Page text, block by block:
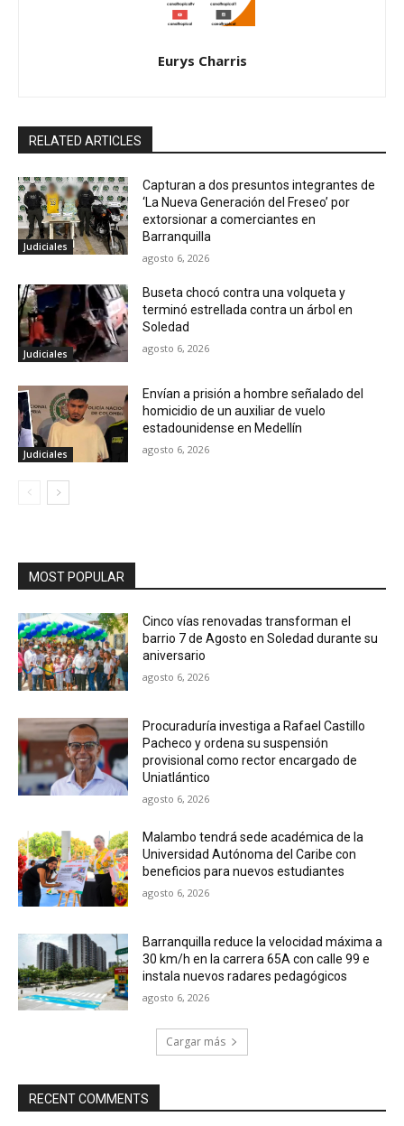
Eurys Charris
RELATED ARTICLES
Judiciales
Capturan a dos presuntos integrantes de
‘La Nueva Generación del Freseo’ por
extorsionar a comerciantes en
Barranquilla
agosto 6, 2026
Judiciales
Buseta chocó contra una volqueta y
terminó estrellada contra un árbol en
Soledad
agosto 6, 2026
Judiciales
Envían a prisión a hombre señalado del
homicidio de un auxiliar de vuelo
estadounidense en Medellín
agosto 6, 2026
MOST POPULAR
Cinco vías renovadas transforman el
barrio 7 de Agosto en Soledad durante su
aniversario
agosto 6, 2026
Procuraduría investiga a Rafael Castillo
Pacheco y ordena su suspensión
provisional como rector encargado de
Uniatlántico
agosto 6, 2026
Malambo tendrá sede académica de la
Universidad Autónoma del Caribe con
beneficios para nuevos estudiantes
agosto 6, 2026
Barranquilla reduce la velocidad máxima a
30 km/h en la carrera 65A con calle 99 e
instala nuevos radares pedagógicos
agosto 6, 2026
Cargar más
RECENT COMMENTS